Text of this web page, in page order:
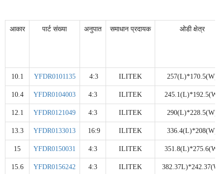
आकार पार्ट संख्या अनुपात समाधान प्रदायक ओडी क्षेत्र
10.1 YFDR0101135 4:3 ILITEK 257(L)*170.5(W)
10.4 YFDR0104003 4:3 ILITEK 245.1(L)*192.5(W)
12.1 YFDR0121049 4:3 ILITEK 290(L)*228.5(W)
13.3 YFDR0133013 16:9 ILITEK 336.4(L)*208(W)
15 YFDR0150031 4:3 ILITEK 351.8(L)*275.6(W)
15.6 YFDR0156242 4:3 ILITEK